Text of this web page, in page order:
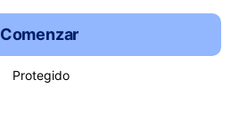
Comenzar
Protegido